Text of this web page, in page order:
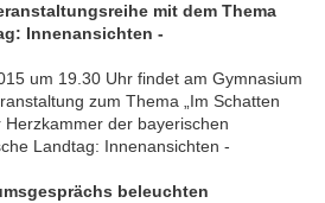
mit dem Thema
Innenansichten -
um 19.30 Uhr findet am Gymnasium
zum Thema „Im Schatten
der bayerischen
Landtag: Innenansichten -
beleuchten